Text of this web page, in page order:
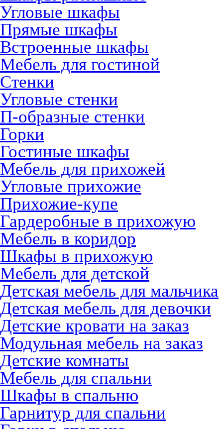
Угловые шкафы
Прямые шкафы
Встроенные шкафы
Мебель для гостиной
Стенки
Угловые стенки
П-образные стенки
Горки
Гостиные шкафы
Мебель для прихожей
Угловые прихожие
Прихожие-купе
Гардеробные в прихожую
Мебель в коридор
Шкафы в прихожую
Мебель для детской
Детская мебель для мальчика
Детская мебель для девочки
Детские кровати на заказ
Модульная мебель на заказ
Детские комнаты
Мебель для спальни
Шкафы в спальню
Гарнитур для спальни